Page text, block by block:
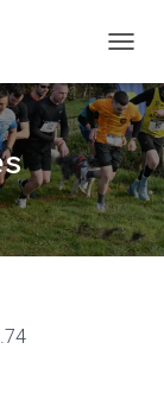
U
V
R
I
R
/
F
E